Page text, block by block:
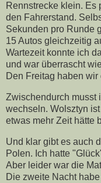
Rennstrecke klein. Es
den Fahrerstand.
Sekunden pro Runde
15 Autos gleichzeitig
Wartezeit konnte ich
und war überrascht
Den Freitag haben
Zwischendurch musst
wechseln. Wolsztyn
etwas mehr Zeit hätte
Und klar gibt es auch
Polen. Ich hatte
Aber leider war die
Die zweite Nacht